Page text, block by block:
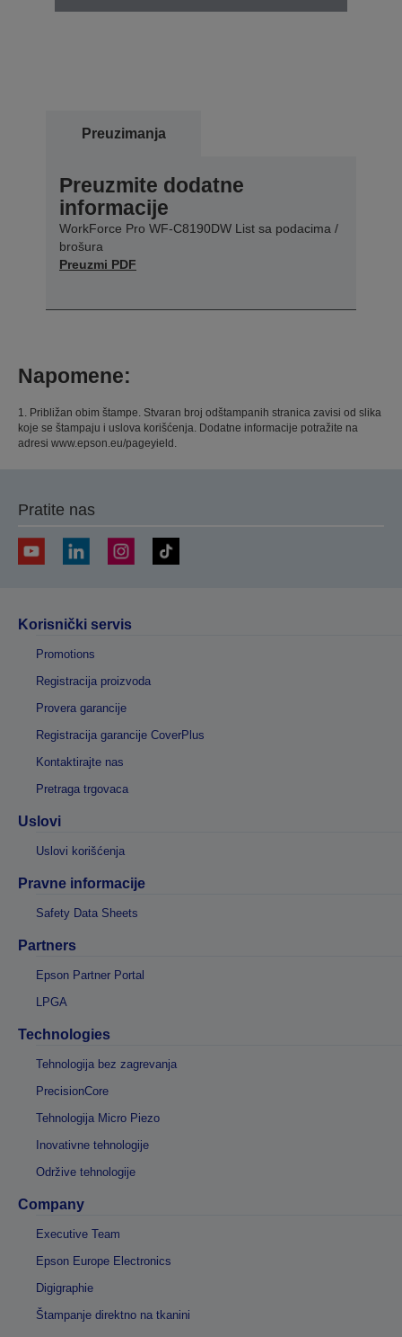
Preuzimanja
Preuzmite dodatne
informacije
WorkForce Pro WF-C8190DW List sa podacima /
brošura
Preuzmi PDF
Napomene:
1. Približan obim štampe. Stvaran broj odštampanih stranica zavisi od slika
koje se štampaju i uslova korišćenja. Dodatne informacije potražite na
adresi www.epson.eu/pageyield.
Pratite nas
Korisnički servis
Promotions
Registracija proizvoda
Provera garancije
Registracija garancije CoverPlus
Kontaktirajte nas
Pretraga trgovaca
Uslovi
Uslovi korišćenja
Pravne informacije
Safety Data Sheets
Partners
Epson Partner Portal
LPGA
Technologies
Tehnologija bez zagrevanja
PrecisionCore
Tehnologija Micro Piezo
Inovativne tehnologije
Održive tehnologije
Company
Executive Team
Epson Europe Electronics
Digigraphie
Štampanje direktno na tkanini